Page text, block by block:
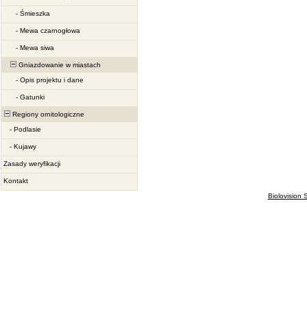
- Śmieszka
- Mewa czarnogłowa
- Mewa siwa
Gniazdowanie w miastach
- Opis projektu i dane
- Gatunki
Regiony ornitologiczne
- Podlasie
- Kujawy
Zasady weryfikacji
Kontakt
Biolovision